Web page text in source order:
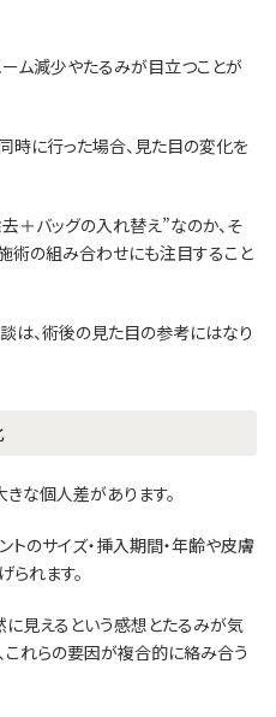
ム減少やたるみが目立つことが
時に行った場合、見た目の変化を
＋バッグの入れ替え”なのか、そ
術の組み合わせにも注目すること
は、術後の見た目の参考にはなり
な個人差があります。
トのサイズ・挿入期間・年齢や皮膚
れます。
見えるという感想とたるみが気
これらの要因が複合的に絡み合う